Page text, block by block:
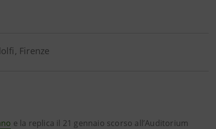
Firenze
e la replica il 21 gennaio scorso all’Auditorium